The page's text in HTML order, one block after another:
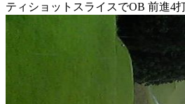
ティショットスライスでOB 前進4